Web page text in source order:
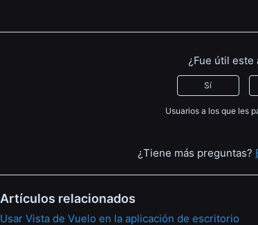
¿Fue útil este
Sí
Usuarios a los que les
¿Tiene más preguntas?
Artículos relacionados
Usar Vista de Vuelo en la aplicación de escritorio